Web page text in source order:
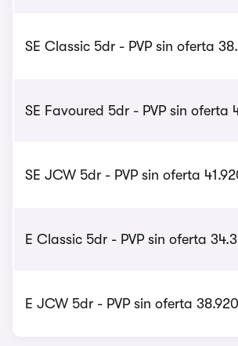
SE Classic 5dr - PVP sin oferta
SE Favoured 5dr - PVP sin oferta
SE JCW 5dr - PVP sin oferta
E Classic 5dr - PVP sin oferta
E JCW 5dr - PVP sin oferta